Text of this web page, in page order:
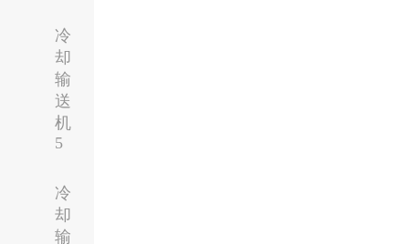
冷
却
输
送
机
5
冷
却
输